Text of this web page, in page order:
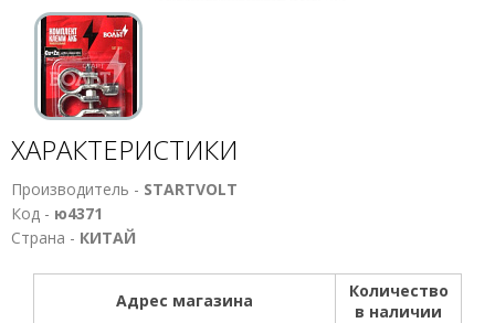
ХАРАКТЕРИСТИКИ
Производитель - STARTVOLT
Код - ю4371
Страна - КИТАЙ
Адрес магазина
Количество
в наличии